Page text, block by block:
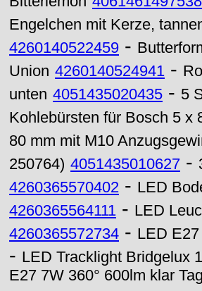
Engelchen mit Kerze,
4260140522459 -
Union 4260140524941 -
unten 4051435020435 - 5
Kohlebürsten für Bosch 5 x
80 mm mit M10
250764) 4051435010627 -
4260365570402 - LED
4260365564111 - LED
4260365572734 - LED
- LED Tracklight Bridgelux
E27 7W 360° 600lm klar